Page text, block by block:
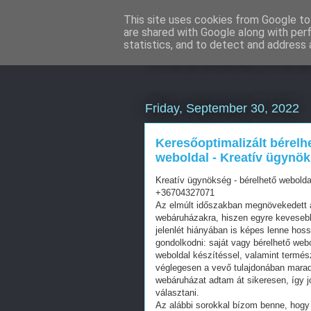
Weboldal
Friday, September 30, 2022
Keresőoptimalizált
weboldal - Kreatív
Kreatív ügynökség - bérelhető
+36704327071
Az elmúlt időszakban
webáruházakra, hiszen egyre
jelenlét hiányában is képes lenne
gondolkodni: saját vagy bérelhető
weboldal készítéssel, valamint
véglegesen a vevő tulajdonában
webáruházat adtam át sikeresen, így
választani.
Az alábbi sorokkal bízom benne,
This site uses cookies from Google
are shared with Google along with
statistics, and to detect and address